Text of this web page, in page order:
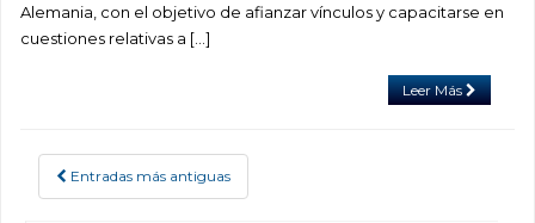
Alemania, con el objetivo de afianzar vínculos y capacitarse en
cuestiones relativas a […]
Leer Más
POSTS NAVIGATION
Entradas más antiguas